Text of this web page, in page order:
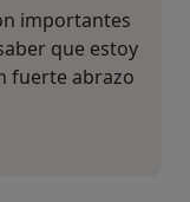
importantes
que estoy
fuerte abrazo